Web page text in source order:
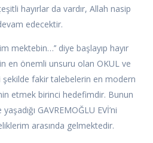
hayırlar da vardır, Allah nasip
edecektir.
mektebin…’’ diye başlayıp hayır
en önemli unsuru olan OKUL ve
şekilde fakir talebelerin en modern
etmek birinci hedefimdir. Bunun
GAVREMOĞLU EVİ’ni
arasında gelmektedir.